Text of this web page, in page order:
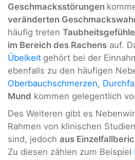
Geschmacksstörungen
veränderten
häufig treten
im Bereich des Rachens auf.
Übelkeit gehört bei der
ebenfalls zu den häufigen
Oberbauchschmerzen,
Mund kommen gelegentlich
Des Weiteren gibt es
Rahmen von klinischen
sind, jedoch aus
Zu diesen zählen zum Beispiel